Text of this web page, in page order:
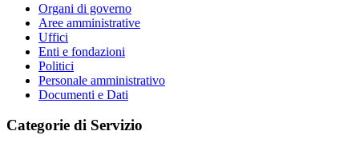
Organi di governo
Aree amministrative
Uffici
Enti e fondazioni
Politici
Personale amministrativo
Documenti e Dati
Categorie di Servizio